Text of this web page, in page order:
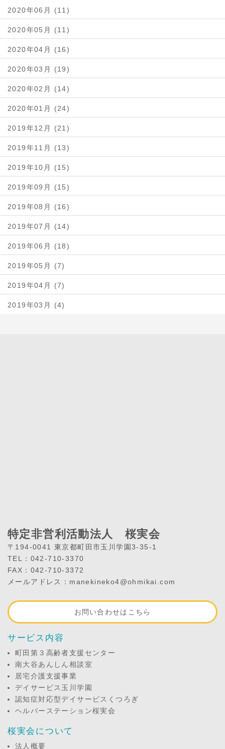
2020年06月 (11)
2020年05月 (11)
2020年04月 (16)
2020年03月 (19)
2020年02月 (14)
2020年01月 (24)
2019年12月 (21)
2019年11月 (13)
2019年10月 (15)
2019年09月 (15)
2019年08月 (16)
2019年07月 (14)
2019年06月 (18)
2019年05月 (7)
2019年04月 (7)
2019年03月 (4)
特定非営利活動法人 桜実会
〒194-0041 東京都町田市玉川学園3-35-1
TEL：042-710-3370
FAX：042-710-3372
メールアドレス：manekineko4@ohmikai.com
お問い合わせはこちら
サービス内容
町田第３高齢者支援センター
南大谷あんしん相談室
居宅介護支援事業
デイサービス玉川学園
認知症対応型デイサービスくつろぎ
ヘルパーステーション桜実会
桜実会について
法人概要